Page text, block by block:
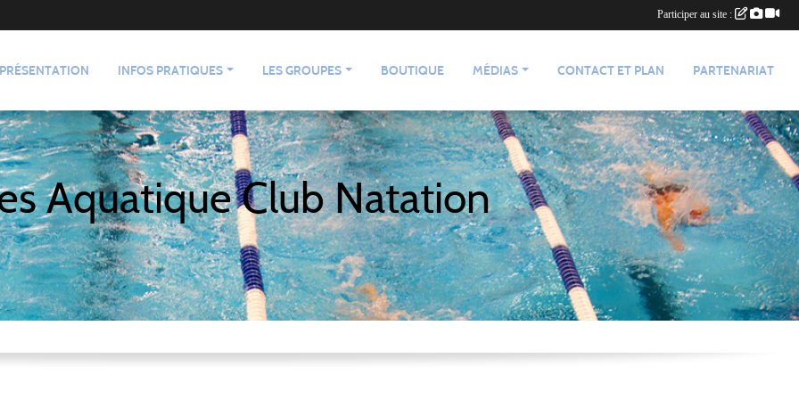
PRÉSENTATION INFOS PRATIQUES LES GROUPES BOUTIQUE MÉDIAS CONTACT ET PLAN PARTENARIAT
Aquatique Club Natation
Participer au site :